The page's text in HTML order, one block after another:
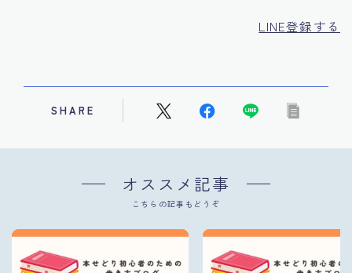
LINE登録する
SHARE
オススメ記事
こちらの記事もどうぞ